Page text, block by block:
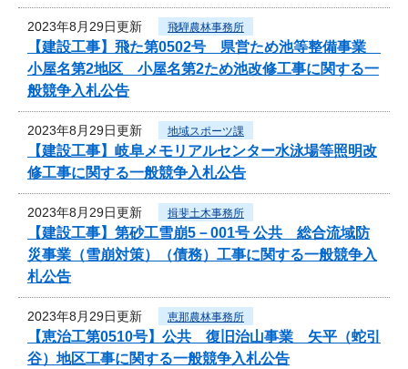
2023年8月29日更新 飛騨農林事務所
【建設工事】飛た第0502号 県営ため池等整備事業
小屋名第2地区 小屋名第2ため池改修工事に関する一
般競争入札公告
2023年8月29日更新 地域スポーツ課
【建設工事】岐阜メモリアルセンター水泳場等照明改
修工事に関する一般競争入札公告
2023年8月29日更新 揖斐土木事務所
【建設工事】第砂工雪崩5－001号 公共 総合流域防
災事業（雪崩対策）（債務）工事に関する一般競争入
札公告
2023年8月29日更新 恵那農林事務所
【恵治工第0510号】公共 復旧治山事業 矢平（蛇引
谷）地区工事に関する一般競争入札公告